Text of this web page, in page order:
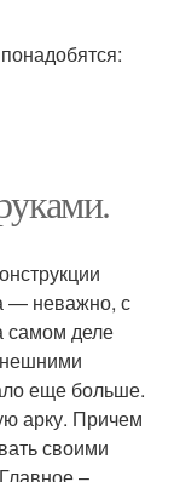
— неважно, с
самом деле
еще больше.
арку. Причем
своими